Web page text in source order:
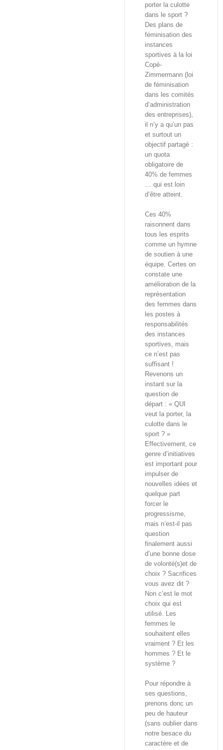
porter la culotte
dans le sport ?
Des plans de
féminisation des
instances
sportives à la loi
Copé-
Zimmermann (loi
de féminisation
dans les comités
d’administration
des entreprises),
il n’y a qu’un pas
et surtout un
objectif partagé :
un quota
obligatoire de
40% de femmes
… qui est loin
d’être atteint.
Ces 40%
raisonnent dans
tous les esprits
comme un hymne
de soutien à une
équipe. Certes on
constate une
amélioration de la
représentation
des femmes dans
les postes à
responsabilités
des instances
sportives, mais
ce n’est pas
suffisant !
Revenons un
instant sur la
question de
départ : « QUI
veut la porter, la
culotte dans le
sport ? »
Effectivement, ce
genre d’initiatives
est important pour
impulser de
nouvelles idées et
quelque part
forcer le
progressisme,
mais n’est-il pas
question
finalement aussi
d’une bonne dose
de volonté(s)et de
choix ? Sacrifices
vous avez dit ?
Non c’est le mot
choix qui est
utilisé. Les
femmes le
souhaitent elles
vraiment ? Et les
hommes ? Et le
système ?
Pour répondre à
ses questions,
prenons donc un
peu de hauteur
(sans oublier dans
notre besace du
caractère et de